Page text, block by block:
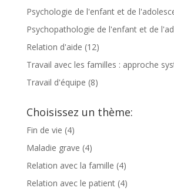
Psychologie de l'enfant et de
Psychopathologie de l'enfant et de
Relation d'aide (12)
Travail avec les familles : approche
Travail d'équipe (8)
Choisissez un thème:
Fin de vie (4)
Maladie grave (4)
Relation avec la famille (4)
Relation avec le patient(4)